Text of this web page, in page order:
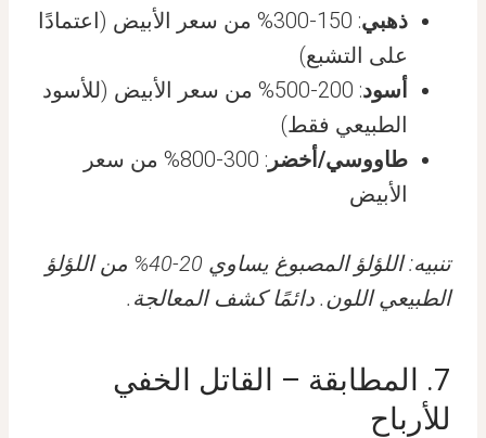
ذهبي
: 150-300% من سعر الأبيض (اعتمادًا
على التشبع)
أسود
: 200-500% من سعر الأبيض (للأسود
الطبيعي فقط)
طاووسي/أخضر
: 300-800% من سعر
الأبيض
تنبيه: اللؤلؤ المصبوغ يساوي 20-40% من اللؤلؤ
الطبيعي اللون. دائمًا كشف المعالجة.
7. المطابقة – القاتل الخفي
للأرباح